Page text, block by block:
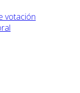
votación